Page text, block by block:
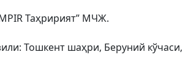
Таҳририят” МЧЖ.
Тошкент шаҳри, Беруний кўчаси,